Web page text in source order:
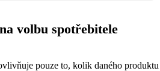
volbu spotřebitele
pouze to, kolik daného produktu